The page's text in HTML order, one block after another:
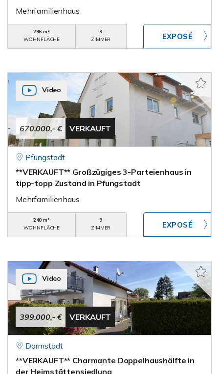
Mehrfamilienhaus
296 m²
WOHNFLÄCHE
9
ZIMMER
670.000,- € VERKAUFT
Video
Pfungstadt
**VERKAUFT** Großzügiges 3-Parteienhaus in
tipp-topp Zustand in Pfungstadt
Mehrfamilienhaus
240 m²
WOHNFLÄCHE
9
ZIMMER
399.000,- € VERKAUFT
Video
Darmstadt
**VERKAUFT** Charmante Doppelhaushälfte in
der Heimstättensiedlung